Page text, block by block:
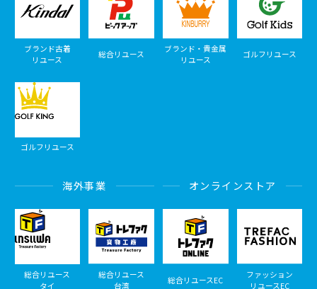
ブランド古着
リユース
総合リユース
ブランド・貴金属
リユース
ゴルフリユース
ゴルフリユース
海外事業
総合リユース
タイ
総合リユース
台湾
オンラインストア
総合リユースEC
ファッション
リユースEC